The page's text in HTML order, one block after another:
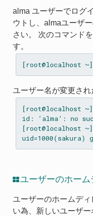
alma ユーザーでログ
ウトし、almaユーザ
さい。 次のコマンド
す。
ユーザー名が変更され
[root@localhost
id: ‘alma’: no
[root@localhost
ユーザーのホー
ユーザーのホームデ
い為、新しいユーザ